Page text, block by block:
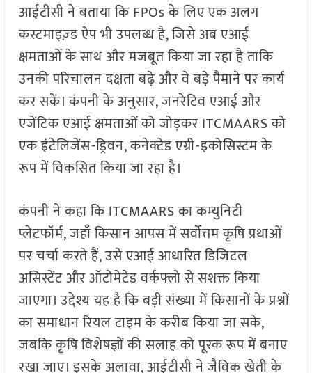
आईटीसी ने बताया कि FPOs के लिए एक अलग
कस्टमाइज़्ड ऐप भी उपलब्ध है, जिसे अब एआई
क्षमताओं के साथ और मजबूत किया जा रहा है ताकि
उनकी परिचालन दक्षता बढ़े और वे बड़े पैमाने पर कार्य
कर सकें। कंपनी के अनुसार, जनरेटिव एआई और
एजेंटिक एआई क्षमताओं को जोड़कर ITCMAARS को
एक इंटेलिजेंस-ड्रिवन, कनेक्टेड एग्री-इकोसिस्टम के
रूप में विकसित किया जा रहा है।
कंपनी ने कहा कि ITCMAARS का कम्युनिटी
प्लेटफॉर्म, जहाँ किसान आपस में सर्वोत्तम कृषि प्रथाओं
पर चर्चा करते हैं, उसे एआई आधारित डिजिटल
असिस्टेंट और ऑटोमेटेड वर्कफ्लो से सशक्त किया
जाएगा। उद्देश्य यह है कि बड़ी संख्या में किसानों के प्रश्नों
का समाधान रियल टाइम के करीब किया जा सके,
जबकि कृषि विशेषज्ञों की सलाह को पूरक रूप में बनाए
रखा जाए। इसके अलावा, आईटीसी ने जैविक खेती के